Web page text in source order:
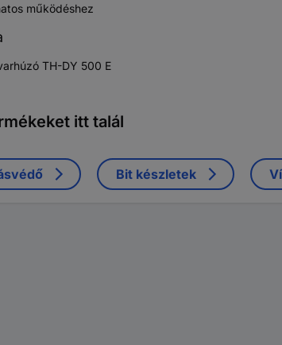
működéshez
TH-DY 500 E
itt talál
Bit készletek